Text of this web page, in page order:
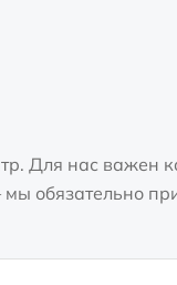
Для нас важен
обязательно